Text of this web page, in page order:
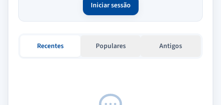
Iniciar sessão
Recentes Populares Antigos